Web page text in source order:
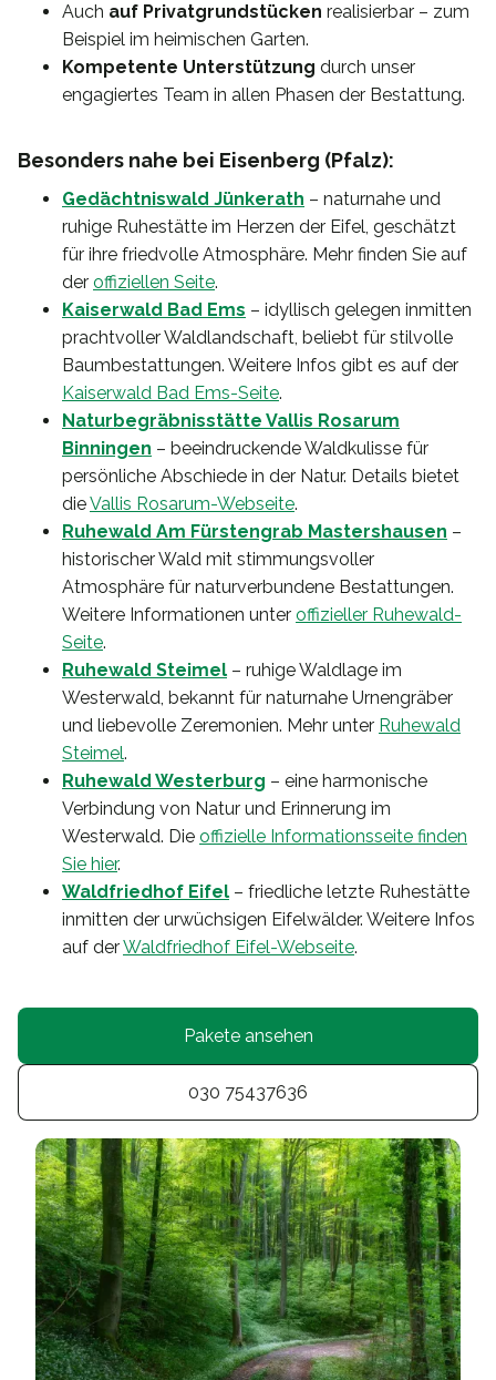
Auch auf Privatgrundstücken realisierbar – zum
Beispiel im heimischen Garten.
Kompetente Unterstützung durch unser
engagiertes Team in allen Phasen der Bestattung.
Besonders nahe bei Eisenberg (Pfalz):
Gedächtniswald Jünkerath – naturnahe und
ruhige Ruhestätte im Herzen der Eifel, geschätzt
für ihre friedvolle Atmosphäre. Mehr finden Sie auf
der offiziellen Seite.
Kaiserwald Bad Ems – idyllisch gelegen inmitten
prachtvoller Waldlandschaft, beliebt für stilvolle
Baumbestattungen. Weitere Infos gibt es auf der
Kaiserwald Bad Ems-Seite.
Naturbegräbnisstätte Vallis Rosarum
Binningen – beeindruckende Waldkulisse für
persönliche Abschiede in der Natur. Details bietet
dieVallis Rosarum-Webseite.
Ruhewald Am Fürstengrab Mastershausen –
historischer Wald mit stimmungsvoller
Atmosphäre für naturverbundene Bestattungen.
Weitere Informationen unter offizieller Ruhewald-
Seite.
Ruhewald Steimel – ruhige Waldlage im
Westerwald, bekannt für naturnahe Urnengräber
und liebevolle Zeremonien. Mehr unter Ruhewald
Steimel.
Ruhewald Westerburg – eine harmonische
Verbindung von Natur und Erinnerung im
Westerwald. Die offizielle Informationsseite finden
Sie hier.
Waldfriedhof Eifel – friedliche letzte Ruhestätte
inmitten der urwüchsigen Eifelwälder. Weitere Infos
auf derWaldfriedhof Eifel-Webseite.
Pakete ansehen
030 75437636